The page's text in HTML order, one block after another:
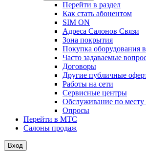
Перейти в раздел
Как стать абонентом
SIM ON
Адреса Салонов Связи
Зона покрытия
Покупка оборудования
Часто задаваемые
Договоры
Другие публичные
Работы на сети
Сервисные центры
Обслуживание по
Опросы
Перейти в МТС
Салоны продаж
Вход